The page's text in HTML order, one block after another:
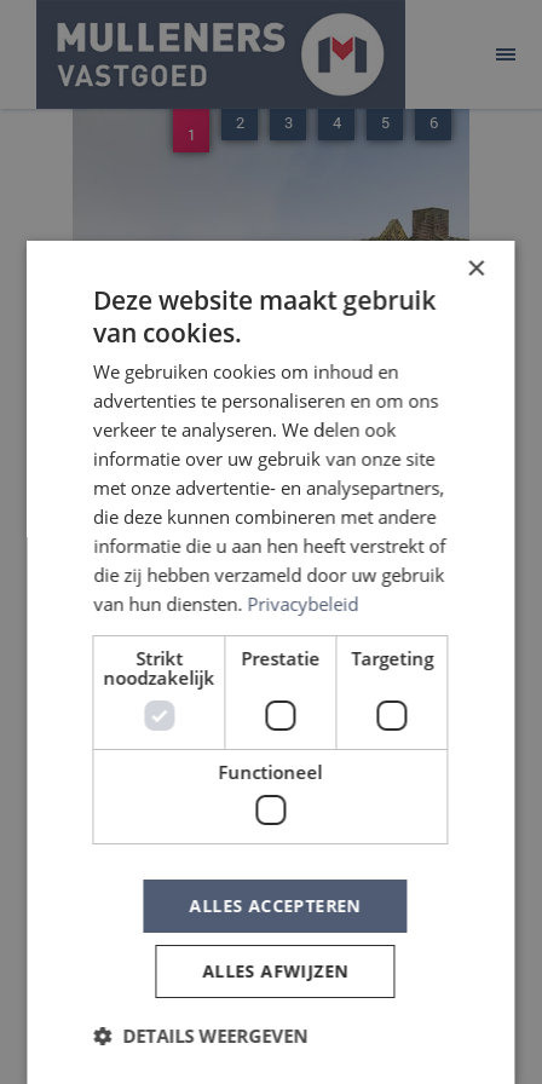
ONTWIKKELEN
BELEGGEN
1
2 3 4 5 6
×
Deze website maakt gebruik
van cookies.
We gebruiken cookies om inhoud en
advertenties te personaliseren en om ons
verkeer te analyseren. We delen ook
informatie over uw gebruik van onze site
met onze advertentie- en analysepartners,
die deze kunnen combineren met andere
informatie die u aan hen heeft verstrekt of
die zij hebben verzameld door uw gebruik
van hun diensten. Privacybeleid
Strikt
noodzakelijk
Prestatie Targeting
Functioneel
ALLES ACCEPTEREN
ALLES AFWIJZEN
DETAILS WEERGEVEN